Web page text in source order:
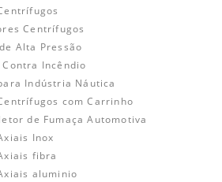
Centrífugos
Alta Pressão
Incêndio
Indústria Náutica
com Carrinho
de Fumaça Automotiva
Inox
fibra
aluminio